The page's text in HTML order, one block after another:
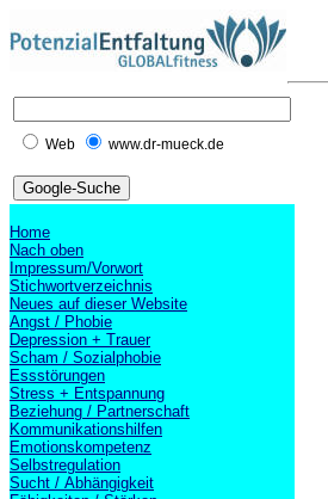
Web www.dr-mueck.de
Home
Nach oben
Impressum/Vorwort
Stichwortverzeichnis
Neues auf dieser Website
Angst / Phobie
Depression + Trauer
Scham / Sozialphobie
Essstörungen
Stress + Entspannung
Beziehung / Partnerschaft
Kommunikationshilfen
Emotionskompetenz
Selbstregulation
Sucht / Abhängigkeit